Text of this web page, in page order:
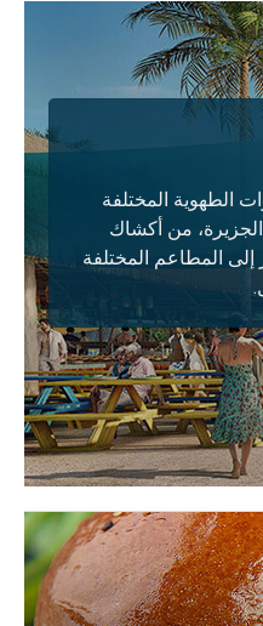
الطهوية المختلفة
من أكشاك
المطاعم المختلفة